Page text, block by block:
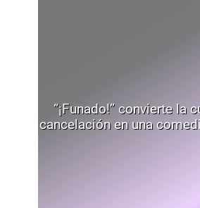
“¡Funado!” convierte la
cancelación en una